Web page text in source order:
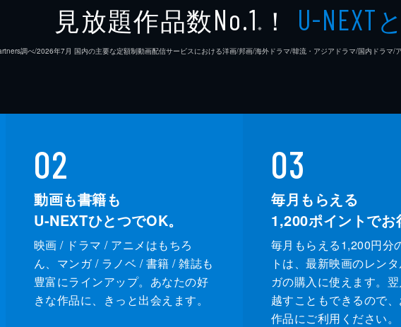
見放題作品数No.1 ※ ！ U-NEXT
調べ/2026年7⽉ 国内の主要な定額制動画配信サービスにおける洋画/邦画/海外ドラマ/韓流・アジアドラマ/国内ドラマ/
02
動画も書籍も
U-NEXTひとつでOK。
映画 / ドラマ / アニメはもちろ
ん、マンガ / ラノベ / 書籍 / 雑誌も
豊富にラインアップ。あなたの好
きな作品に、きっと出会えます。
03
毎月もらえる
1,200ポイントでお
毎月もらえる1,200円分
トは、最新映画のレン
ガの購入に使えます。
越すこともできるので
作品にご利用ください。